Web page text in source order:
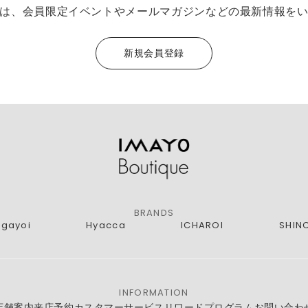
、会員限定イベントやメールマガジンなどの最新情報を
新規会員登録
BRANDS
Hyacca ICHAROI
INFORMATION